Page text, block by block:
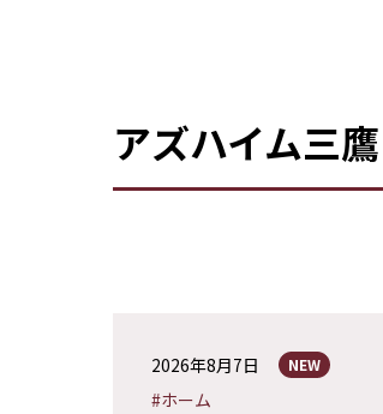
アズハイム三
2026年8月7日 NEW
#ホーム